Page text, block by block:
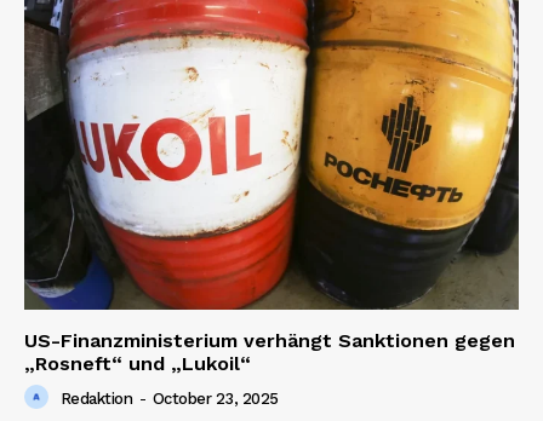
SUBSCRIBE NOW
Company
About us
Contact us
US-Finanzministerium verhängt Sanktionen gegen
„Rosneft“ und „Lukoil“
Redaktion - October 23, 2025